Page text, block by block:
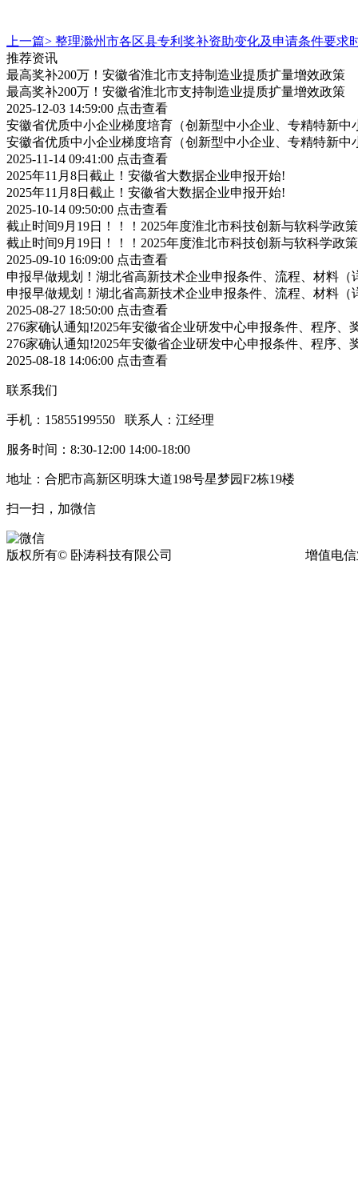
上一篇> 整理滁州市各区县专利奖补资助变化及申请条件要求
推荐资讯
最高奖补200万！安徽省淮北市支持制造业提质扩量增效政策
最高奖补200万！安徽省淮北市支持制造业提质扩量增效政策
2025-12-03 14:59:00 点击查看
安徽省优质中小企业梯度培育（创新型中小企业、专精特新中
安徽省优质中小企业梯度培育（创新型中小企业、专精特新中
2025-11-14 09:41:00 点击查看
2025年11月8日截止！安徽省大数据企业申报开始!
2025年11月8日截止！安徽省大数据企业申报开始!
2025-10-14 09:50:00 点击查看
截止时间9月19日！！！2025年度淮北市科技创新与软科学
截止时间9月19日！！！2025年度淮北市科技创新与软科学
2025-09-10 16:09:00 点击查看
申报早做规划！湖北省高新技术企业申报条件、流程、材料（
申报早做规划！湖北省高新技术企业申报条件、流程、材料（
2025-08-27 18:50:00 点击查看
276家确认通知!2025年安徽省企业研发中心申报条件、程序、
276家确认通知!2025年安徽省企业研发中心申报条件、程序、
2025-08-18 14:06:00 点击查看
联系我们
手机：15855199550 联系人：江经理
服务时间：8:30-12:00 14:00-18:00
地址：合肥市高新区明珠大道198号星梦园F2栋19楼
扫一扫，加微信
版权所有© 卧涛科技有限公司 增值电